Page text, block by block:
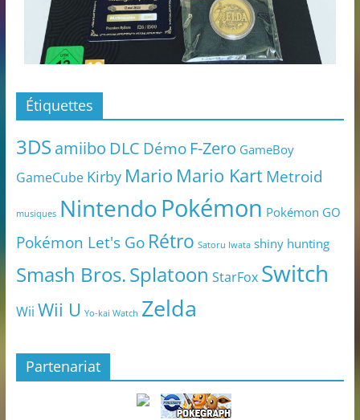
Étiquettes
3DS amiibo DLC Démo F-Zero GameBoy
GameCube Kirby Mario Mario KartMetroid
musiques NintendoPokémon Pokémon GO
Pokémon Let's Go Rétro Satoru Iwata shiny hunting
Smash Bros.Splatoon StarFox Switch
Wii Wii U Yo-kai Watch Zelda
Partenariat